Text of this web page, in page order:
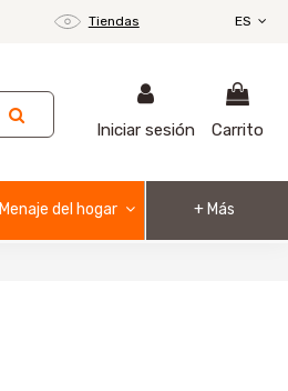
Tiendas ES
Iniciar sesión Carrito
Menaje del hogar + Más